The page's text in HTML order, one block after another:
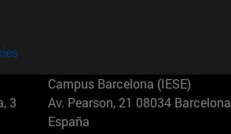
3
Campus Barcelona (IESE)
Av. Pearson, 21 08034 Barcelona
España